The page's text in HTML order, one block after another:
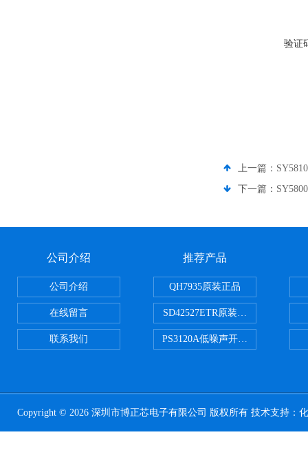
验证
上一篇：
下一篇：
公司介绍
公司介绍
在线留言
联系我们
推荐产品
QH7935原装正品
SD42527ETR原装正品
PS3120A低噪声开关电容器原装正
Copyright © 2026 深圳市博正芯电子有限公司 版权所有 技术支持：